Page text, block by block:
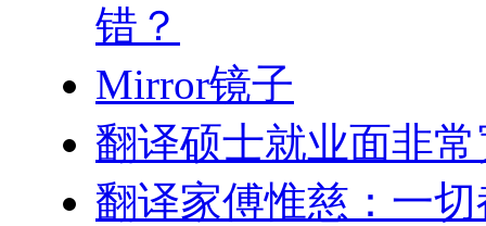
错？
Mirror镜子
翻译硕士就业面非
翻译家傅惟慈：一